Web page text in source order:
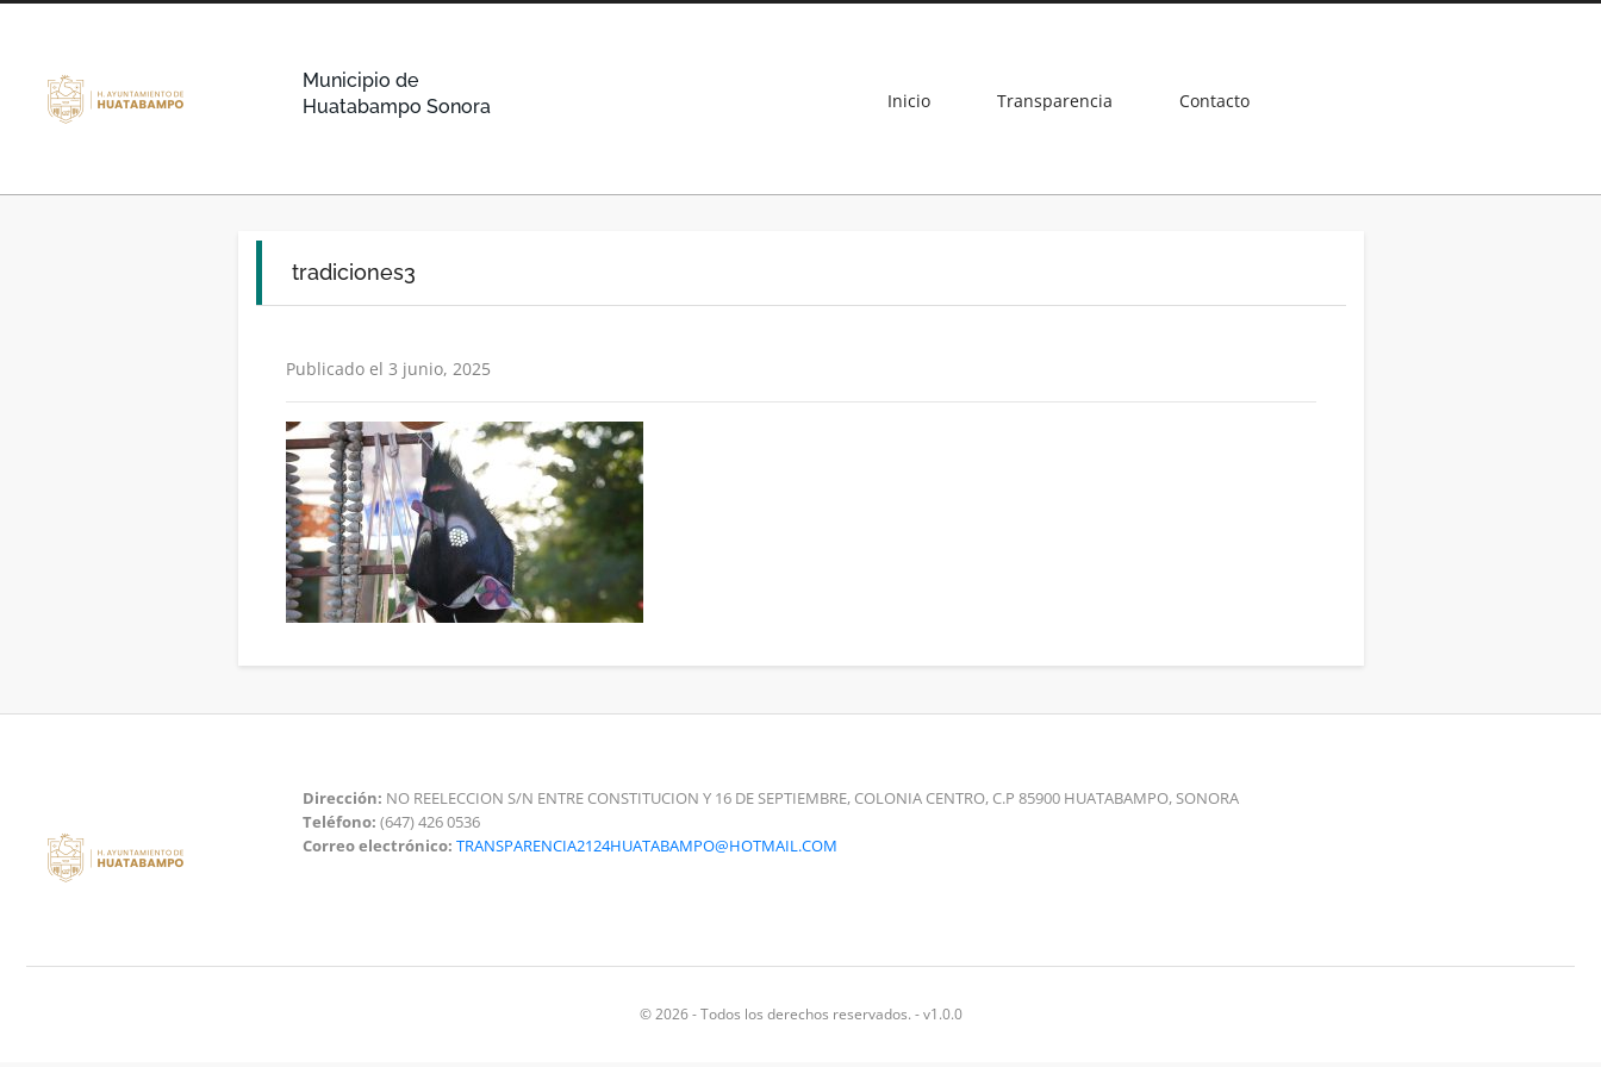
Municipio de
Huatabampo Sonora
Inicio Transparencia Contacto
tradiciones3
Publicado el 3 junio, 2025
Dirección: NO REELECCION S/N ENTRE CONSTITUCION Y 16 DE SEPTIEMBRE, COLONIA CENTRO, C.P 85900 HUATABAMPO, SONORA
Teléfono: (647) 426 0536
Correo electrónico: TRANSPARENCIA2124HUATABAMPO@HOTMAIL.COM
© 2026 - Todos los derechos reservados. - v1.0.0